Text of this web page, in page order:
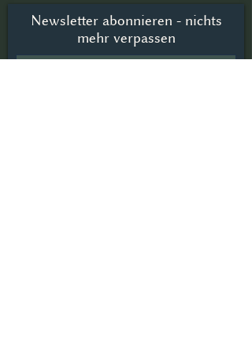
Newsletter abonnieren - nichts
mehr verpassen